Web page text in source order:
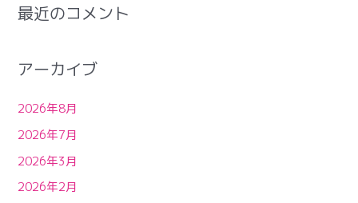
最近のコメント
アーカイブ
2026年8月
2026年7月
2026年3月
2026年2月